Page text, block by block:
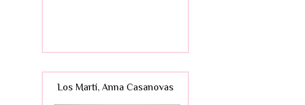
Los Martí, Anna Casanovas